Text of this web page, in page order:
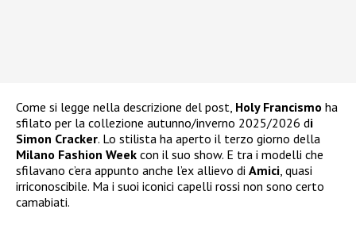
Come si legge nella descrizione del post, Holy Francismo ha
sfilato per la collezione autunno/inverno 2025/2026 di
Simon Cracker. Lo stilista ha aperto il terzo giorno della
Milano Fashion Week con il suo show. E tra i modelli che
sfilavano c’era appunto anche l’ex allievo di Amici, quasi
irriconoscibile. Ma i suoi iconici capelli rossi non sono certo
camabiati.